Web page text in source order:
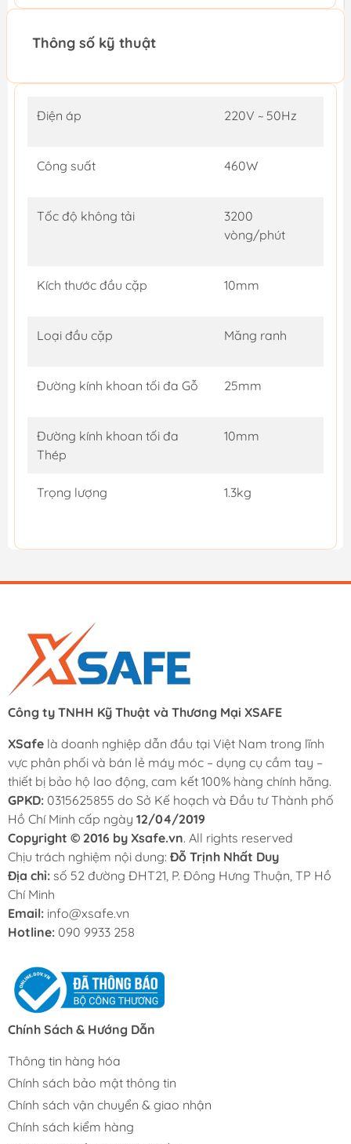
Thông số kỹ thuật
Điện áp 220V ~ 50Hz
Công suất 460W
Tốc độ không tải
3200
vòng/phút
Kích thước đầu cặp 10mm
Loại đầu cặp Măng ranh
Đường kính khoan tối đa Gỗ 25mm
Đường kính khoan tối đa
Thép
10mm
Trọng lượng 1.3kg
Công ty TNHH Kỹ Thuật và Thương Mại XSAFE
XSafe là doanh nghiệp dẫn đầu tại Việt Nam trong lĩnh
vực phân phối và bán lẻ máy móc – dụng cụ cầm tay –
thiết bị bảo hộ lao động, cam kết 100% hàng chính hãng.
GPKD: 0315625855 do Sở Kế hoạch và Đầu tư Thành phố
Hồ Chí Minh cấp ngày 12/04/2019
Copyright © 2016 by Xsafe.vn. All rights reserved
Chịu trách nghiệm nội dung: Đỗ Trịnh Nhất Duy
Địa chỉ: số 52 đường ĐHT21, P. Đông Hưng Thuận, TP Hồ
Chí Minh
Email: info@xsafe.vn
Hotline: 090 9933 258
Chính Sách & Hướng Dẫn
Thông tin hàng hóa
Chính sách bảo mật thông tin
Chính sách vận chuyển & giao nhận
Chính sách kiểm hàng